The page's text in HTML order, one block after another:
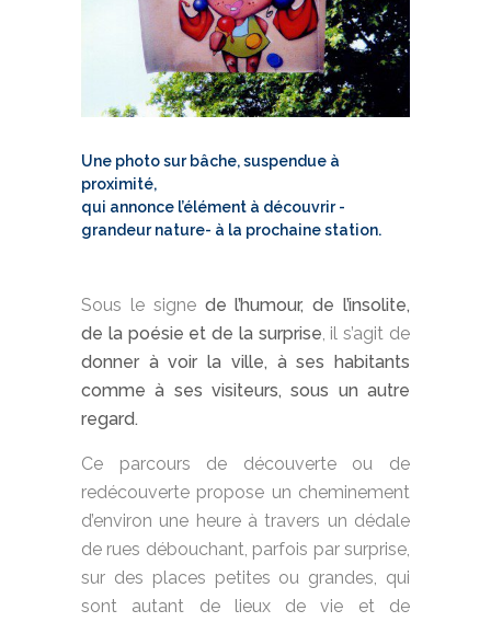
Une photo sur bâche, suspendue à
proximité,
qui annonce l’élément à découvrir -
grandeur nature- à la prochaine station.
Sous le signe de l’humour, de l’insolite,
de la poésie et de la surprise , il s’agit de
donner à voir la ville, à ses habitants
comme à ses visiteurs, sous un autre
regard.
Ce parcours de découverte ou de
redécouverte propose un cheminement
d’environ une heure à travers un dédale
de rues débouchant, parfois par surprise,
sur des places petites ou grandes, qui
sont autant de lieux de vie et de